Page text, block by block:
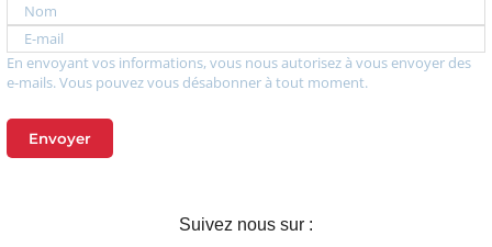
Nom
E-mail
En envoyant vos informations, vous nous autorisez à vous envoyer des
e-mails. Vous pouvez vous désabonner à tout moment.
Envoyer
Suivez nous sur :